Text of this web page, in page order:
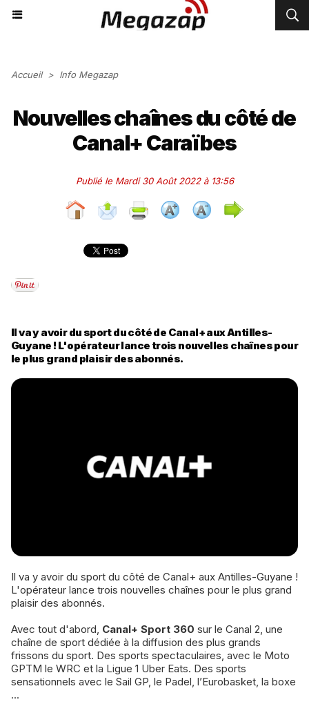
Accueil > Info Megazap
Nouvelles chaînes du côté de
Canal+ Caraïbes
Publié le Mardi 30 Août 2022 à 13:56
Il va y avoir du sport du côté de Canal+ aux Antilles-
Guyane ! L'opérateur lance trois nouvelles chaînes pour
le plus grand plaisir des abonnés.
Il va y avoir du sport du côté de Canal+ aux Antilles-Guyane !
L'opérateur lance trois nouvelles chaînes pour le plus grand
plaisir des abonnés.
Avec tout d'abord, Canal+ Sport 360 sur le Canal 2, une
chaîne de sport dédiée à la diffusion des plus grands
frissons du sport. Des sports spectaculaires, avec le Moto
GPTM le WRC et la Ligue 1 Uber Eats. Des sports
sensationnels avec le Sail GP, le Padel, l’Eurobasket, la boxe
...